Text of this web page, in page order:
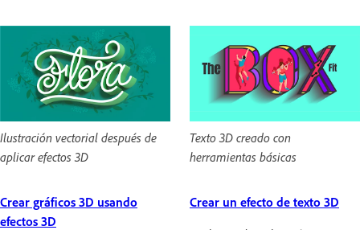
Ilustración vectorial después de
aplicar efectos 3D
Crear gráficos 3D usando
efectos 3D
Texto 3D creado con
herramientas básicas
Crear un efecto de texto 3D